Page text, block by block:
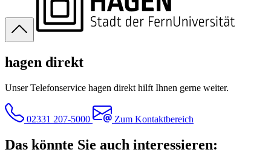
hagen direkt
Unser Telefonservice hagen direkt hilft Ihnen gerne weiter.
02331 207-5000 Zum Kontaktbereich
Das könnte Sie auch interessieren: